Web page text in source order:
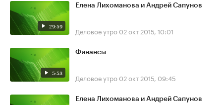
29:59
Елена Лихоманова и Андрей Сапунов
Деловое утро 02 окт 2015, 10:01
5:53
Финансы
Деловое утро 02 окт 2015, 09:45
Елена Лихоманова и Андрей Сапунов